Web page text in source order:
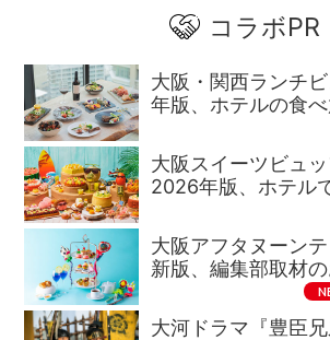
コラボPR
大阪・関西ランチ
年版、ホテルの食
大阪スイーツビュ
2026年版、ホテル
大阪アフタヌーン
新版、編集部取材
大河ドラマ『豊臣